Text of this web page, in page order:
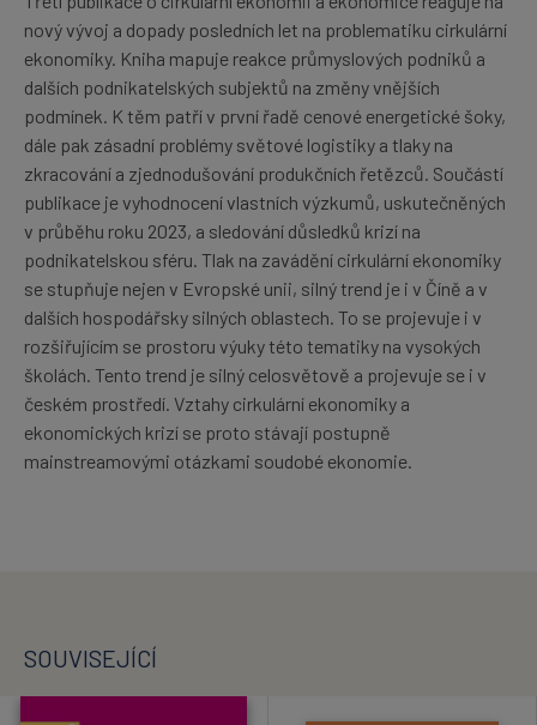
nový vývoj a dopady posledních let na problematiku cirkulární
ekonomiky. Kniha mapuje reakce průmyslových podniků a
dalších podnikatelských subjektů na změny vnějších
podmínek. K těm patří v první řadě cenové energetické šoky,
dále pak zásadní problémy světové logistiky a tlaky na
zkracování a zjednodušování produkčních řetězců. Součástí
publikace je vyhodnocení vlastních výzkumů, uskutečněných
v průběhu roku 2023, a sledování důsledků krizí na
podnikatelskou sféru. Tlak na zavádění cirkulární ekonomiky
se stupňuje nejen v Evropské unii, silný trend je i v Číně a v
dalších hospodářsky silných oblastech. To se projevuje i v
rozšiřujícím se prostoru výuky této tematiky na vysokých
školách. Tento trend je silný celosvětově a projevuje se i v
českém prostředí. Vztahy cirkulární ekonomiky a
ekonomických krizí se proto stávají postupně
mainstreamovými otázkami soudobé ekonomie.
SOUVISEJÍCÍ